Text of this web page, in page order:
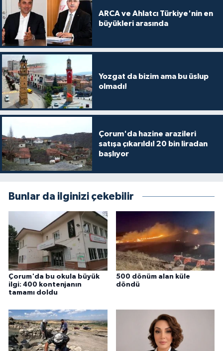
ARCA ve Ahlatcı Türkiye'nin en
büyükleri arasında
Yozgat da bizim ama bu üslup
olmadı!
Çorum'da hazine arazileri
satışa çıkarıldı! 20 bin liradan
başlıyor
Bunlar da ilginizi çekebilir
Çorum'da bu okula büyük
ilgi: 400 kontenjanın
tamamı doldu
500 dönüm alan küle
döndü